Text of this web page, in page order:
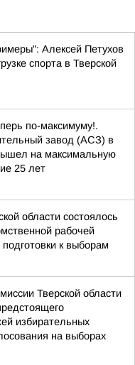
Алексей Петухов
спорта в Тверской
по-максимуму!.
завод (АСЗ) в
на максимальную
25 лет
области состоялось
рабочей
к выборам
Тверской области
избирательных
на выборах